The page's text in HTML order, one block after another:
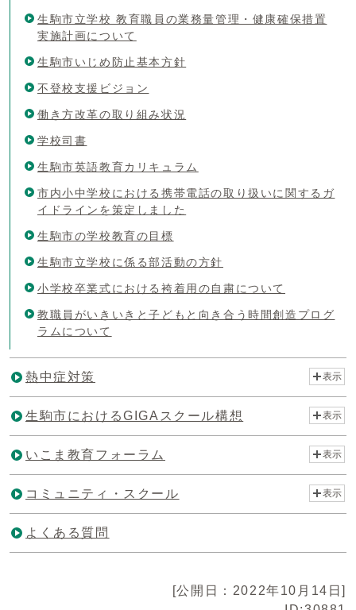
生駒市立学校 教育職員の業務量管理・健康確保措置
実施計画について
生駒市いじめ防止基本方針
不登校支援ビジョン
働き方改革の取り組み状況
学校司書
生駒市英語教育カリキュラム
市内小中学校における携帯電話の取り扱いに関するガ
イドラインを策定しました
生駒市の学校教育の目標
生駒市立学校に係る部活動の方針
小学校卒業式における袴着用の自粛について
教職員がいきいきと子どもと向き合う時間創造プログ
ラムについて
熱中症対策 表示
生駒市におけるGIGAスクール構想 表示
いこま教育フォーラム 表示
コミュニティ・スクール 表示
よくある質問
[公開日：2022年10月14日]